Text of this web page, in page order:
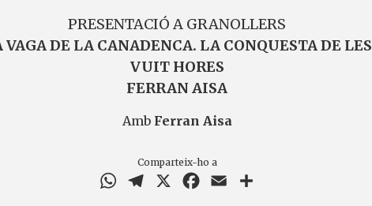
PRESENTACIÓ A GRANOLLERS
VAGA DE LA CANADENCA. LA CONQUESTA DE LES
VUIT HORES
FERRAN AISA
Amb Ferran Aisa
Comparteix-ho a
WhatsAppTelegram Facebook
Email